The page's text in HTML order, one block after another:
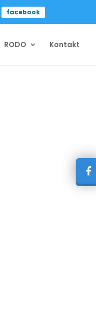
facebook
RODO Kontakt